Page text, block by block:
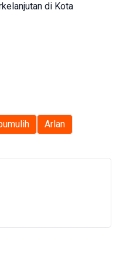
di Kota
Arlan